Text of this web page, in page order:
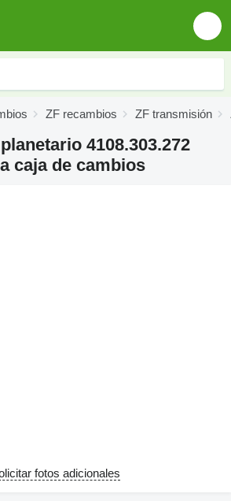
ZF recambios ZF transmisión
4108.303.272
caja de cambios
fotos adicionales